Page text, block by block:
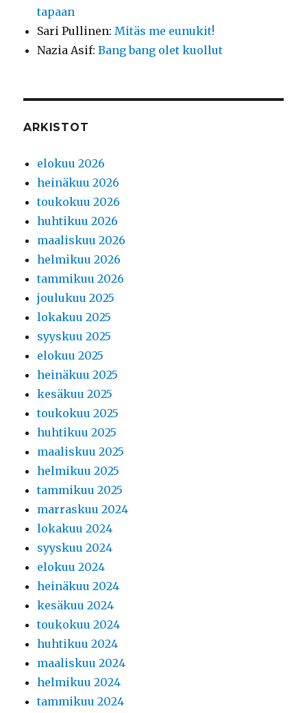
tapaan
Sari Pullinen: Mitäs me eunukit!
Nazia Asif:Bang bang olet kuollut
ARKISTOT
elokuu 2026
heinäkuu 2026
toukokuu 2026
huhtikuu 2026
maaliskuu 2026
helmikuu 2026
tammikuu 2026
joulukuu 2025
lokakuu 2025
syyskuu 2025
elokuu 2025
heinäkuu 2025
kesäkuu 2025
toukokuu 2025
huhtikuu 2025
maaliskuu 2025
helmikuu 2025
tammikuu 2025
marraskuu 2024
lokakuu 2024
syyskuu 2024
elokuu 2024
heinäkuu 2024
kesäkuu 2024
toukokuu 2024
huhtikuu 2024
maaliskuu 2024
helmikuu 2024
tammikuu 2024